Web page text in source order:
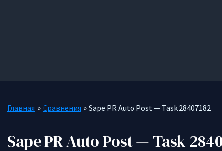
Главная Сравнения Sape PR Auto Post — Task 28407182
Sape PR Auto Post — Task